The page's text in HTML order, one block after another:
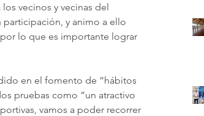
vecinos y vecinas del
participación, y animo a ello
lo que es importante lograr
en el fomento de “hábitos
pruebas como “un atractivo
vamos a poder recorrer